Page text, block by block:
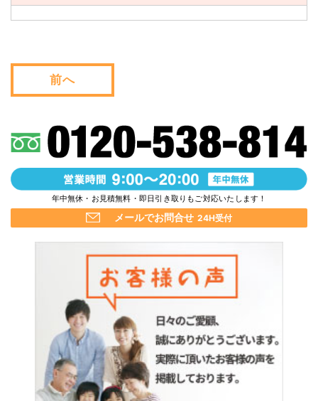
会社概要
WEB割引券プレゼント！
前へ
年中無休・お見積無料・即日引き取りもご対応いたします！
メールでお問合せ 24H受付